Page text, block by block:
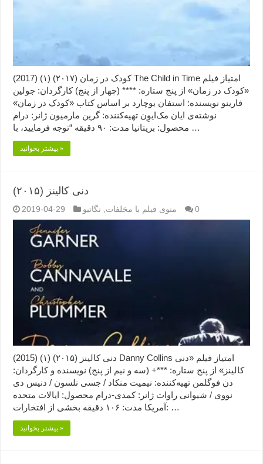
کودک در زمان (۲۰۱۷) (۱) (2017) The Child in Time امتیاز فیلم
«کودک در زمان» از پنج ستاره: **** (چهار از پنج) کارگردان: جولین
فارینو نویسنده: استفان بوچارد بر اساس کتاب «کودک در زمان»
نوشته‌ی ایان مک‌ایوِن تهیه‌کننده: گرین مارمیون ژانر: درام
محصول: بریتانیا مدت: ۹۰ دقیقه “توجه فرمایید،‌ با …
بیشتر بخوانید »
دنی کالینز (۲۰۱۵)
2019-04-29 منوی فیلم با مخلفات نگاتیو 0
دنی کالینز (۲۰۱۵) (۱) (2015) Danny Collins امتیاز فیلم «دنی
کالینز» از پنج ستاره: ***+ (سه و نیم از پنج) نویسنده و کارگردان:
دن فوگلمن تهیه‌کننده: نیمیت منکاد / جسی نلسون / دنیس دی
نووی / شیوانی راوات ژانر: کمدی-درام محصول: ایالات متحده
آمریکا مدت: ۱۰۶ دقیقه بخشی از افتخارات: …
بیشتر بخوانید »